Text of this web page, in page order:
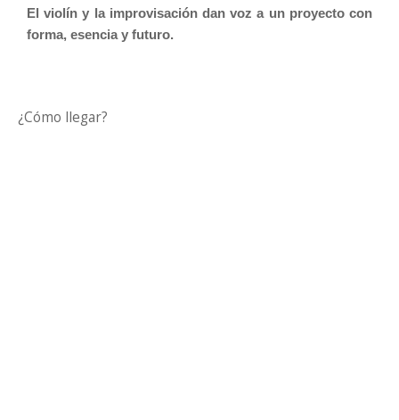
El violín y la improvisación dan voz a un proyecto con
forma, esencia y futuro.
¿Cómo llegar?